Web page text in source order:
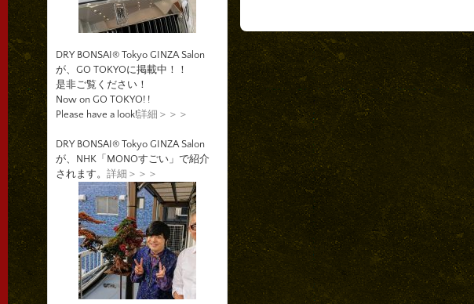
DRY BONSAI® Tokyo GINZA Salon
が、GO TOKYOに掲載中！！
是非ご覧ください！
Now on GO TOKYO! !
Please have a look!詳細＞＞＞
DRY BONSAI® Tokyo GINZA Salon
が、NHK「MONOすごい」で紹介
されます。 詳細＞＞＞